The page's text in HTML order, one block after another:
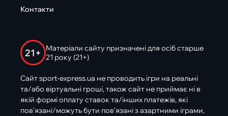
Контакти
21+
Матеріали сайту призначені для осіб старше
21 року (21+)
Сайт sport-express.ua не проводить ігри на реальні
та/або віртуальні гроші, також сайт не приймає ні в
якій формі оплату ставок та/інших платежів, які
пов’язані/можуть бути пов’язані з азартними іграми,